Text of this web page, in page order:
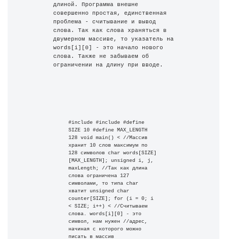
длиной. Программа внешне
совершенно простая, единственная
проблема - считывание и вывод
слова. Так как слова храняться в
двумерном массиве, то указатель на
words[i][0] - это начало нового
слова. Также не забываем об
ограничении на длину при вводе.
#include #include #define
SIZE 10 #define MAX_LENGTH
128 void main() < //Массив
хранит 10 слов максимум по
128 символов char words[SIZE]
[MAX_LENGTH]; unsigned i, j,
maxLength; //Так как длина
слова ограничена 127
символами, то типа char
хватит unsigned char
counter[SIZE]; for (i = 0; i
< SIZE; i++) < //Считываем
слова. words[i][0] - это
символ, нам нужен //адрес,
начиная с которого можно
писать в массив